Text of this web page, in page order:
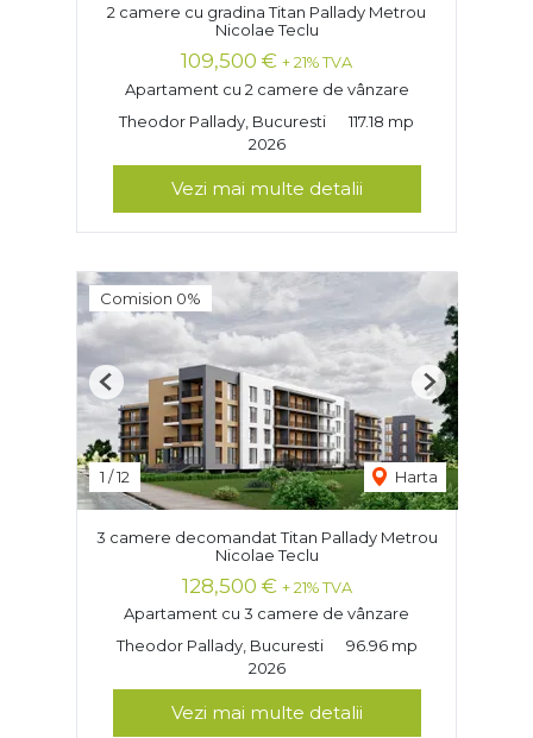
2 camere cu gradina Titan Pallady Metrou
Nicolae Teclu
109,500 € + 21% TVA
Apartament cu 2 camere de vânzare
Theodor Pallady, Bucuresti
117.18 mp
2026
Vezi mai multe detalii
Comision 0%
1 /12 Harta
Previous Next
3 camere decomandat Titan Pallady Metrou
Nicolae Teclu
128,500 € + 21% TVA
Apartament cu 3 camere de vânzare
Theodor Pallady, Bucuresti
96.96 mp
2026
Vezi mai multe detalii